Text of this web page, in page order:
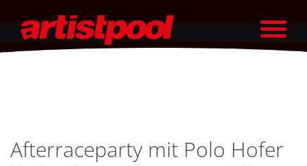
Afterraceparty mit Polo Hofer